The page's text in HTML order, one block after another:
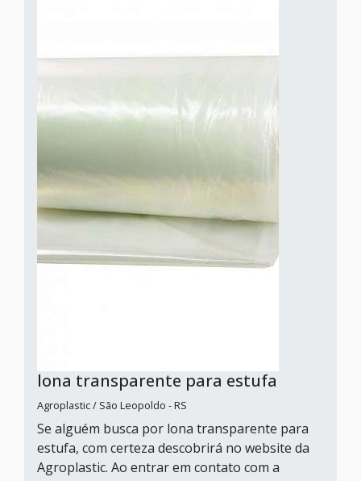
lona transparente para estufa
Agroplastic / São Leopoldo - RS
Se alguém busca por lona transparente para
estufa, com certeza descobrirá no website da
Agroplastic. Ao entrar em contato com a